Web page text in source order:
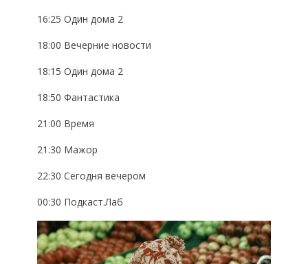
16:25 Один дома 2
18:00 Вечерние новости
18:15 Один дома 2
18:50 Фантастика
21:00 Время
21:30 Мажор
22:30 Сегодня вечером
00:30 Подкаст.Лаб